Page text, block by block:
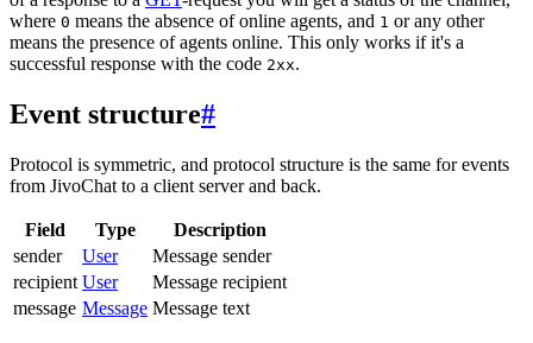
where 0 means the absence of online agents, and 1 or any other
means the presence of agents online. This only works if it's a
successful response with the code 2xx.
Event structure#
Protocol is symmetric, and protocol structure is the same for events
from JivoChat to a client server and back.
Field Type
Description
sender
User
Message sender
recipient User
Message recipient
message Message Message text